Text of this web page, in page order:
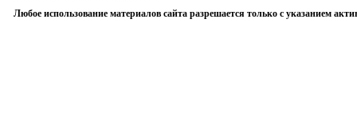
Любое использование материалов сайта разрешается только с указанием